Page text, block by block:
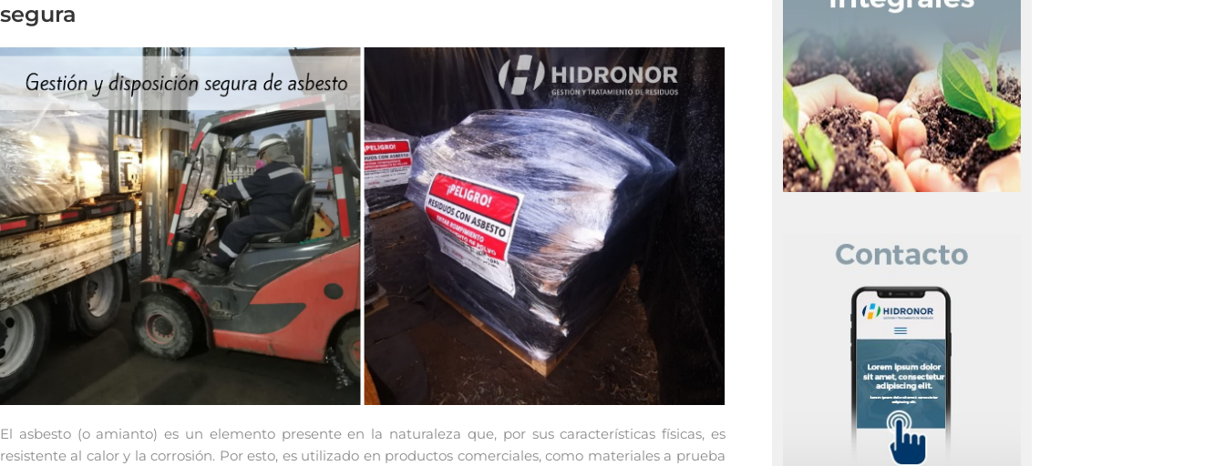
segura
El asbesto (o amianto) es un elemento presente en la naturaleza que, por sus características físicas, es
resistente al calor y la corrosión. Por esto, es utilizado en productos comerciales, como materiales a prueba